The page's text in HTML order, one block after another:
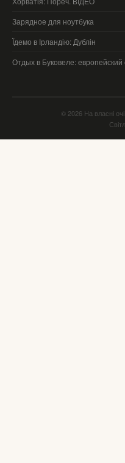
Зарядное для ноутбука
Їдемо в Ірландію: Дублін
Отдых в Буковеле:
© 2026 На власні